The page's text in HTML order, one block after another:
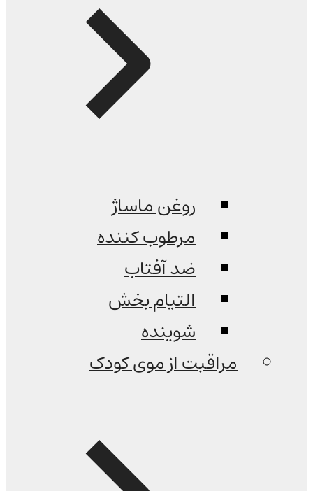
روغن ماساژ
مرطوب کننده
ضد آفتاب
التیام بخش
شوینده
مراقبت از موی کودک